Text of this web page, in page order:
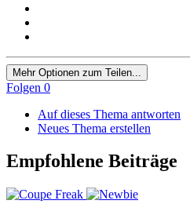
Mehr Optionen zum Teilen...
Folgen 0
Auf dieses Thema antworten
Neues Thema erstellen
Empfohlene Beiträge